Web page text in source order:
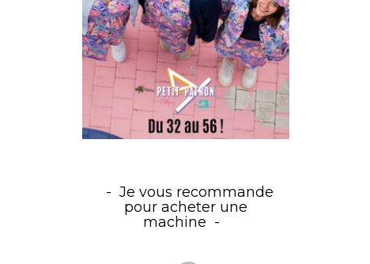
Je vous recommande
pour acheter une
machine